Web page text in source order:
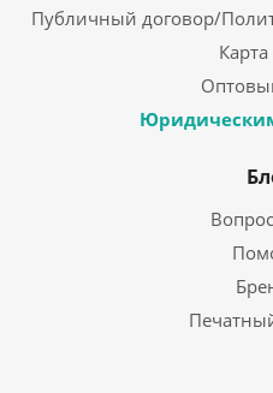
Публичный договор/
Карта